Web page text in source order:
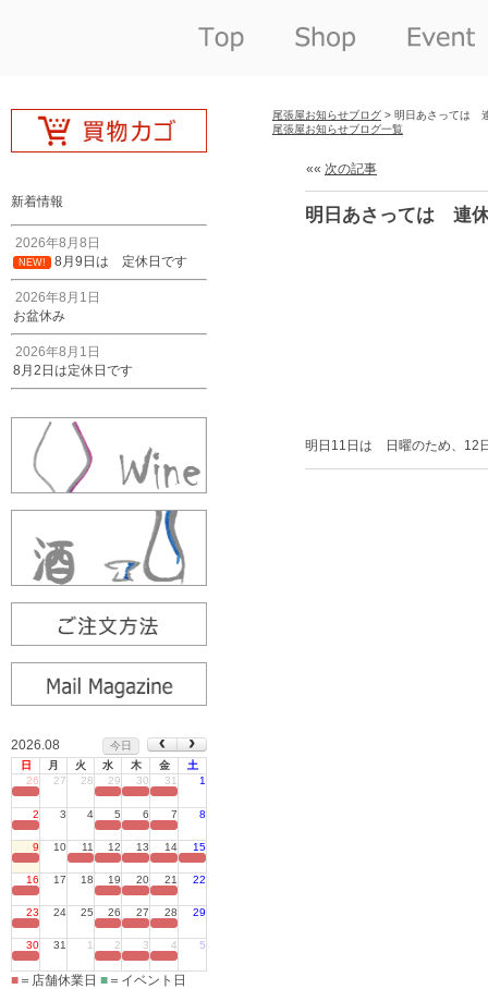
新着情報
2026年8月8日
NEW! 8月9日は 定休日です
2026年8月1日
お盆休み
2026年8月1日
8月2日は定休日です
2026.08
今日
日
月 火 水 木 金
土
26
27 28 29 30 31 1
2 3 4 5 6 7 8
9 10 11 12 13 14 15
16 17 18 19 20 21 22
23 24 25 26 27 28 29
30 31 1 2 3 4 5
■ ＝店舗休業日 ■ ＝イベント日
尾張屋お知らせブログ > 明日あさっては
尾張屋お知らせブログ一覧
«« 次の記事
明日あさっては 連
明日11日は 日曜のため、12